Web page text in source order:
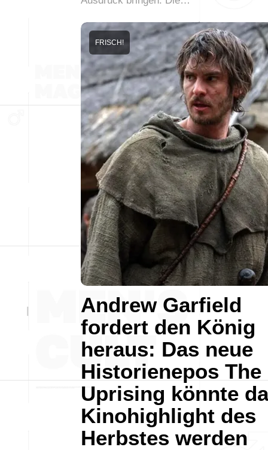
Andrew Garfield
fordert den König
heraus: Das neue
Historienepos The
Uprising könnte
Kinohighlight des
Herbstes werden
FRISCH!